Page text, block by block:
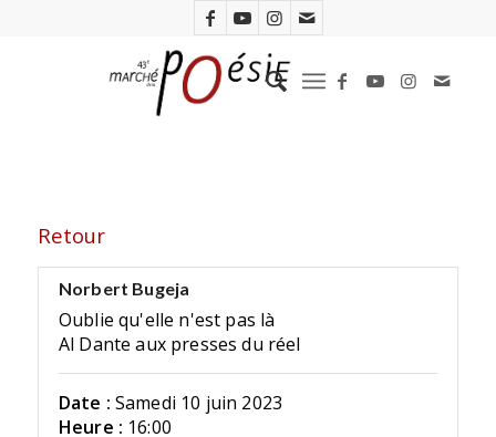
Retour
Norbert Bugeja
Oublie qu'elle n'est pas là
Al Dante aux presses du réel
Date : Samedi 10 juin 2023
Heure : 16:00